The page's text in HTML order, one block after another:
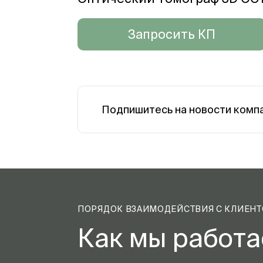
Запросить КП
Подпишитесь на новости
ПОРЯДОК ВЗАИМОДЕЙСТВИЯ С
Как мы